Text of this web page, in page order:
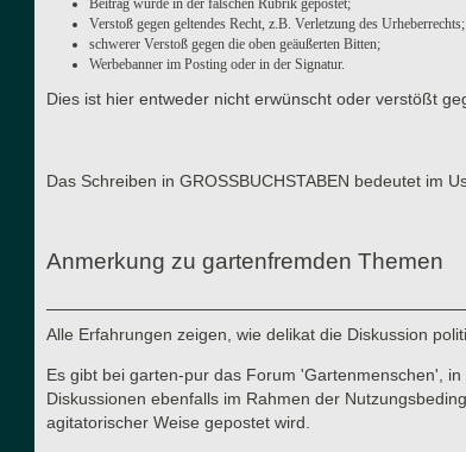
Verstoß gegen geltendes Recht, z.B. Verletzung des Urheberrechts;
schwerer Verstoß gegen die oben geäußerten Bitten;
Werbebanner im Posting oder in der Signatur.
Dies ist hier entweder nicht erwünscht oder verstößt
Das Schreiben in GROSSBUCHSTABEN bedeutet im
Anmerkung zu gartenfremden Themen
Alle Erfahrungen zeigen, wie delikat die Diskussion
Es gibt bei garten-pur das Forum 'Gartenmenschen',
Diskussionen ebenfalls im Rahmen der
agitatorischer Weise gepostet wird.